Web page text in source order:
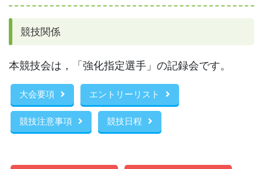
競技関係
本競技会は，「強化指定選手」の記録会です。
大会要項 エントリーリスト
競技注意事項 競技日程